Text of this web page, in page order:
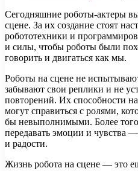
Сегодняшние роботы-актеры
сцене. За их создание стоят
робототехники и
и силы, чтобы роботы были
говорить и двигаться как мы.
Роботы на сцене не
забывают свои реплики и не
повторений. Их способности
могут справиться с ролями,
бы невыполнимыми. Более
передавать эмоции и чувства —
и радости.
Жизнь робота на сцене — это